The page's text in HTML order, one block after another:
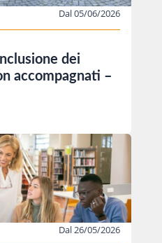
Dal 05/06/2026
dei
accompagnati –
Dal 26/05/2026